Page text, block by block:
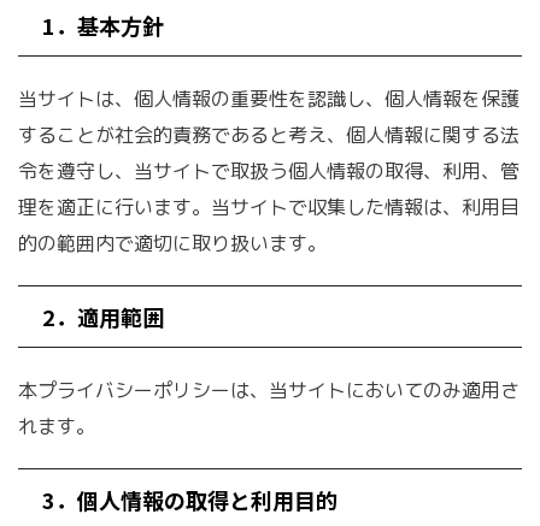
ゥンサイド J.B.のゴースト研
究所を組み立てて遊んでみ
た！
法！
1．基本方針
当サイトは、個人情報の重要性を認識し、個人情報を保護
することが社会的責務であると考え、個人情報に関する法
令を遵守し、当サイトで取扱う個人情報の取得、利用、管
理を適正に行います。当サイトで収集した情報は、利用目
的の範囲内で適切に取り扱います。
2．適用範囲
本プライバシーポリシーは、当サイトにおいてのみ適用さ
れます。
3．個人情報の取得と利用目的